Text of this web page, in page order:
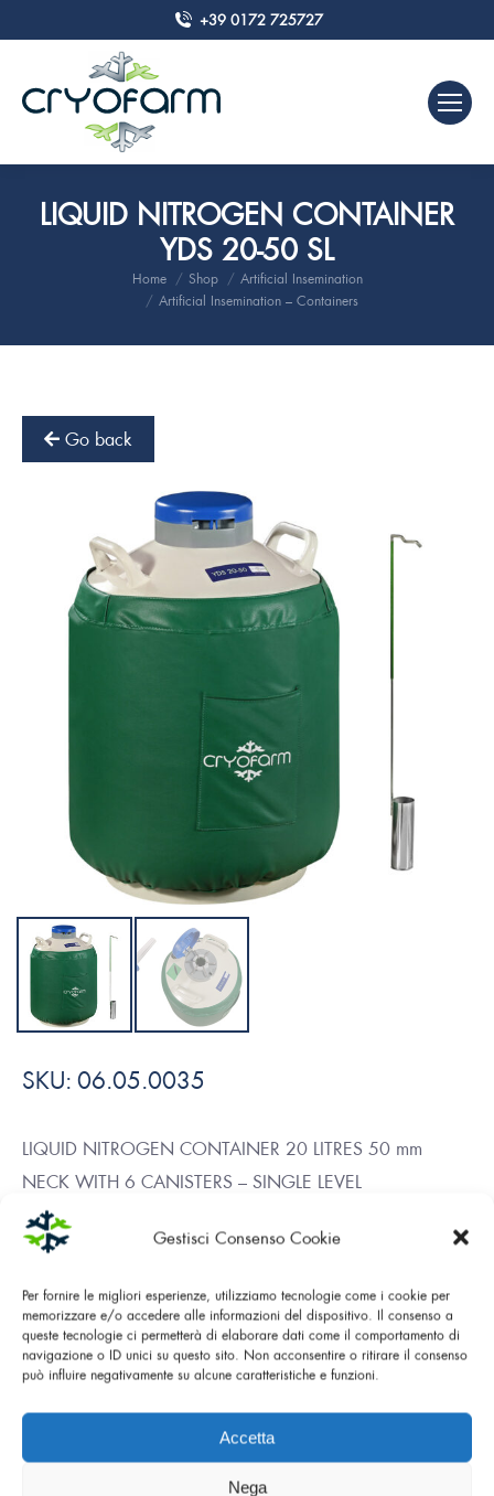
Gestisci Consenso Cookie
Per fornire le migliori esperienze, utilizziamo tecnologie come i cookie per
memorizzare e/o accedere alle informazioni del dispositivo. Il consenso a
queste tecnologie ci permetterà di elaborare dati come il comportamento di
navigazione o ID unici su questo sito. Non acconsentire o ritirare il consenso
può influire negativamente su alcune caratteristiche e funzioni.
Accetta
Nega
+39 0172 725727
LIQUID NITROGEN CONTAINER
YDS 20-50 SL
Home Shop
Artificial Insemination
Artificial Insemination – Containers
Go back
SKU: 06.05.0035
LIQUID NITROGEN CONTAINER 20 LITRES 50 mm
NECK WITH 6 CANISTERS – SINGLE LEVEL
This container is ideal for storing biological samples. The
generous dimensions, but not excessive, make it handy and
DOWNLOAD PDF